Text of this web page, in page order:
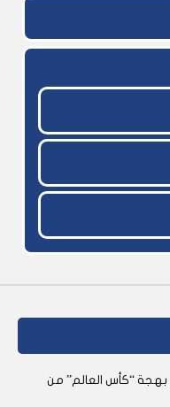
بهجة “كأس العالم” من